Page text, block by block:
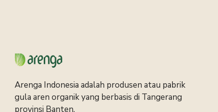
Arenga Indonesia adalah produsen atau pabrik
gula aren organik yang berbasis di Tangerang
provinsi Banten.